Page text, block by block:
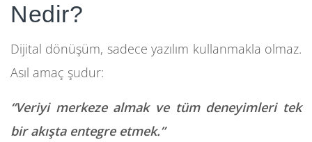
Nedir?
Dijital dönüşüm, sadece yazılım kullanmakla olmaz.
Asıl amaç şudur:
“Veriyi merkeze almak ve tüm deneyimleri tek
bir akışta entegre etmek.”